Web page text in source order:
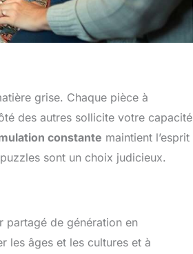
grise. Chaque pièce à
des autres sollicite votre capacité
constante maintient l’esprit
sont un choix judicieux.
partagé de génération en
les âges et les cultures et à